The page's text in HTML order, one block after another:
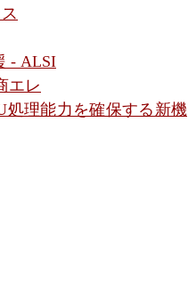
- ALSI
エレ
処理能力を確保する新機